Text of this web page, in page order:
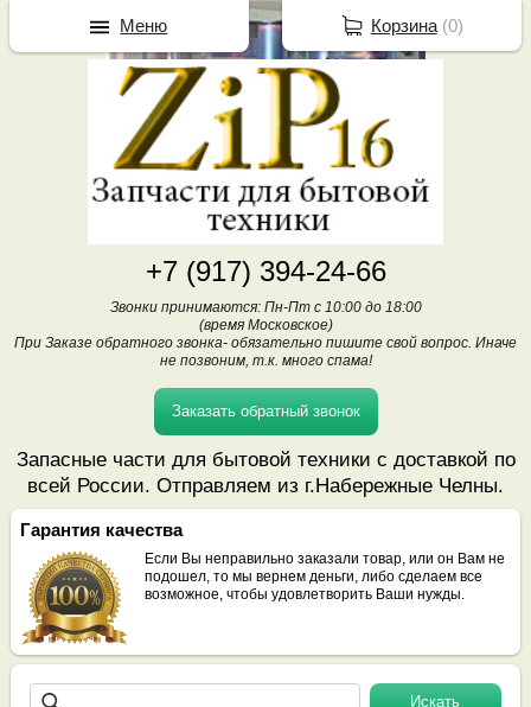
+7 (917) 394-24-66
Звонки принимаются: Пн-Пт с 10:00 до 18:00
(время Московское)
При Заказе обратного звонка- обязательно пишите свой вопрос. Иначе
не позвоним, т.к. много спама!
Заказать обратный звонок
Запасные части для бытовой техники с доставкой по
всей России. Отправляем из г.Набережные Челны.
Гарантия качества
Если Вы неправильно заказали товар, или он Вам не
подошел, то мы вернем деньги, либо сделаем все
возможное, чтобы удовлетворить Ваши нужды.
Корзина(0)
Меню